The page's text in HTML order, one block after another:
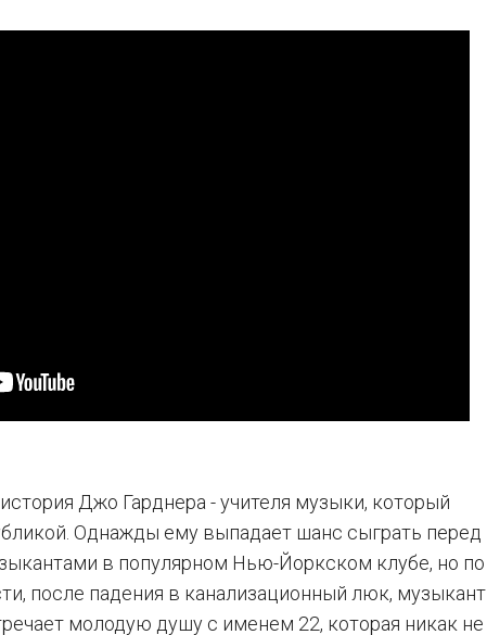
Джо Гарднера - учителя музыки, который
Однажды ему выпадает шанс сыграть перед
в популярном Нью-Йоркском клубе, но по
после падения в канализационный люк, музыкант
молодую душу с именем 22, которая никак не